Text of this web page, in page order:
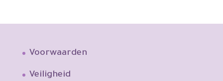
Voorwaarden
Veiligheid